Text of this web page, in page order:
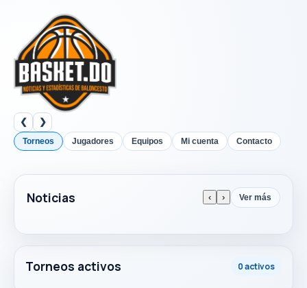
❮ ❯
Torneos Jugadores Equipos Mi cuenta Contacto
Noticias ‹ › Ver más
Torneos activos 0 activos